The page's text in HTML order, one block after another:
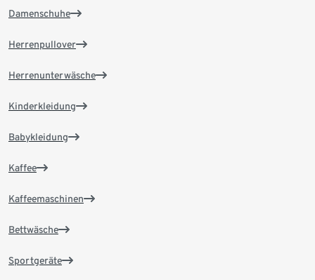
Damenschuhe
Herrenpullover
Herrenunterwäsche
Kinderkleidung
Babykleidung
Kaffee
Kaffeemaschinen
Bettwäsche
Sportgeräte